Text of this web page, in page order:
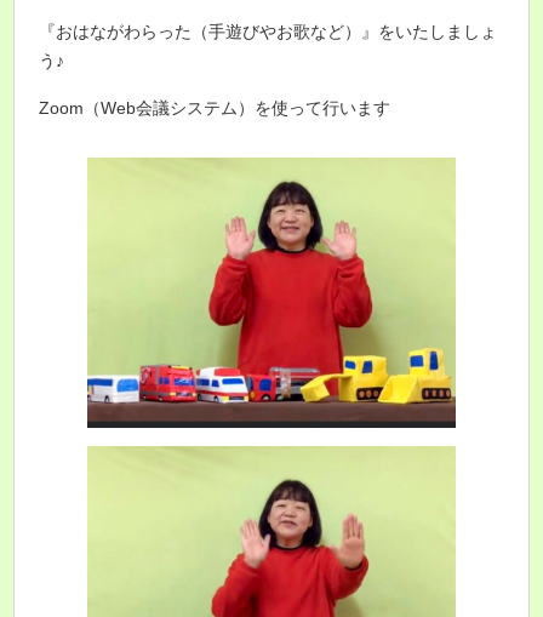
『おはながわらった（手遊びやお歌など）』をいたしましょ
う♪
Zoom（Web会議システム）を使って行います